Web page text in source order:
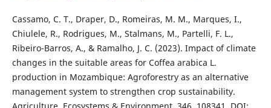
Cassamo, C. T., Draper, D., Romeiras, M. M., Marques, I.,
Chiulele, R., Rodrigues, M., Stalmans, M., Partelli, F. L.,
Ribeiro-Barros, A., & Ramalho, J. C. (2023). Impact of climate
changes in the suitable areas for Coffea arabica L.
production in Mozambique: Agroforestry as an alternative
management system to strengthen crop sustainability.